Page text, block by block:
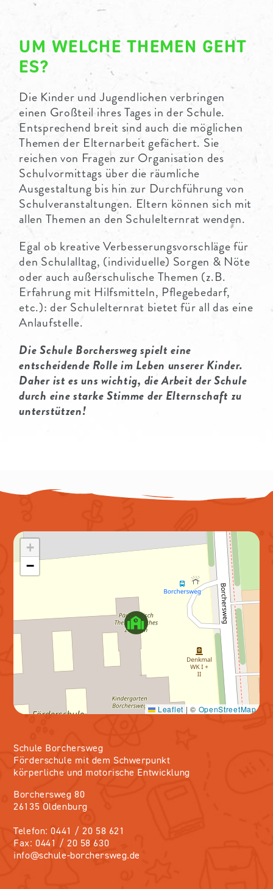
UM WELCHE THEMEN GEHT
ES?
Die Kinder und Jugendlichen verbringen
einen Großteil ihres Tages in der Schule.
Entsprechend breit sind auch die möglichen
Themen der Elternarbeit gefächert. Sie
reichen von Fragen zur Organisation des
Schulvormittags über die räumliche
Ausgestaltung bis hin zur Durchführung von
Schulveranstaltungen. Eltern können sich mit
allen Themen an den Schulelternrat wenden.
Egal ob kreative Verbesserungsvorschläge für
den Schulalltag, (individuelle) Sorgen & Nöte
oder auch außerschulische Themen (z.B.
Erfahrung mit Hilfsmitteln, Pflegebedarf,
etc.): der Schulelternrat bietet für all das eine
Anlaufstelle.
Die Schule Borchersweg spielt eine
entscheidende Rolle im Leben unserer Kinder.
Daher ist es uns wichtig, die Arbeit der Schule
durch eine starke Stimme der Elternschaft zu
unterstützen!
Schule Borchersweg
Förderschule mit dem Schwerpunkt
körperliche und motorische Entwicklung
Borchersweg 80
26135 Oldenburg
Telefon: 0441 / 20 58 621
Fax: 0441 / 20 58 630
info@schule-borchersweg.de
+
−
Leaflet | © OpenStreetMap